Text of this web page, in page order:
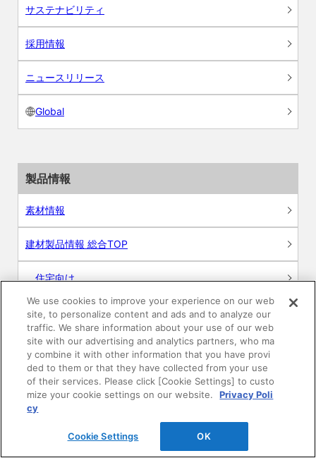
サステナビリティ
採用情報
ニュースリリース
Global
製品情報
素材情報
建材製品情報 総合TOP
住宅向け
公共・商業施設向け
リフォーム
エンジニアリング情報
DAIKEN WEB SHOP
We use cookies to improve your experience on our web
site, to personalize content and ads and to analyze our
traffic. We share information about your use of our web
site with our advertising and analytics partners, who ma
y combine it with other information that you have provi
ded to them or that they have collected from your use
of their services. Please click [Cookie Settings] to custo
mize your cookie settings on our website.
Privacy Poli
cy
Cookie Settings OK